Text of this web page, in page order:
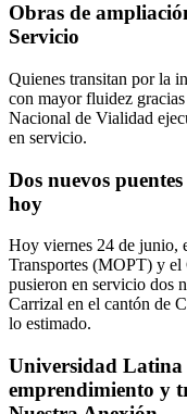
Obras de
Servicio
Quienes transitan por la
con mayor fluidez
Nacional de Vialidad
en servicio.
Dos nuevos
hoy
Hoy viernes 24 de junio,
Transportes (MOPT) y
pusieron en servicio dos
Carrizal en el cantón de
lo estimado.
Universidad Latina
emprendimiento y